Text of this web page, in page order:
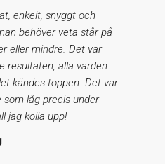
enkelt, snyggt och
behöver veta står på
eller mindre. Det var
resultaten, alla värden
kändes toppen. Det var
låg precis under
jag kolla upp!